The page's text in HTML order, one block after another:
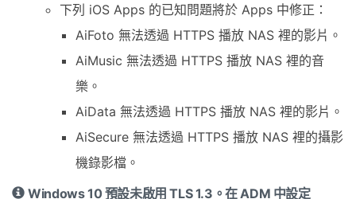
下列 iOS Apps 的已知問題將於 Apps 中修正：
AiFoto 無法透過 HTTPS 播放 NAS 裡的影片。
AiMusic 無法透過 HTTPS 播放 NAS 裡的音
樂。
AiData 無法透過 HTTPS 播放 NAS 裡的影片。
AiSecure 無法透過 HTTPS 播放 NAS 裡的攝影
機錄影檔。
Windows 10 預設未啟用 TLS 1.3。在 ADM 中設定